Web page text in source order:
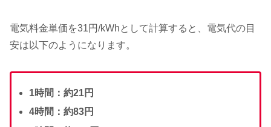
電気料金単価を31円/kWhとして計算すると、電気代の目
安は以下のようになります。
1時間：約21円
4時間：約83円